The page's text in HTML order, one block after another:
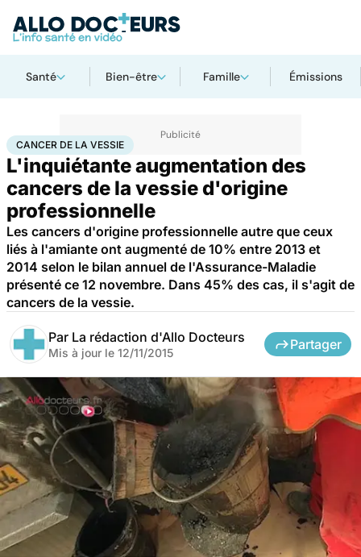
Santé Bien-être Famille Émissions
AccueilSanté MaladiesCancer Cancer de la vessie
CANCER DE LA VESSIE
L'inquiétante augmentation des
cancers de la vessie d'origine
professionnelle
Les cancers d'origine professionnelle autre que ceux
liés à l'amiante ont augmenté de 10% entre 2013 et
2014 selon le bilan annuel de l'Assurance-Maladie
présenté ce 12 novembre. Dans 45% des cas, il s'agit de
cancers de la vessie.
Par La rédaction d'Allo Docteurs
Mis à jour le 12/11/2015
Partager